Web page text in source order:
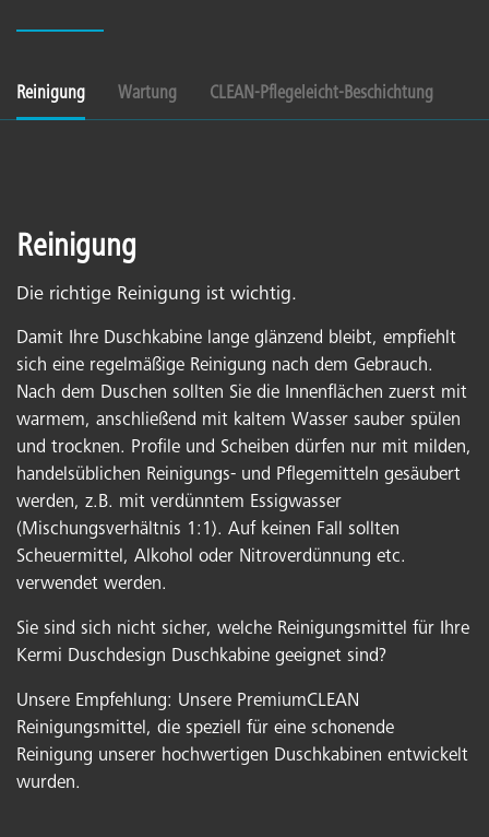
Reinigung Wartung CLEAN-Pflegeleicht-Beschichtung
Reinigung
Die richtige Reinigung ist wichtig.
Damit Ihre Duschkabine lange glänzend bleibt, empfiehlt
sich eine regelmäßige Reinigung nach dem Gebrauch.
Nach dem Duschen sollten Sie die Innenflächen zuerst mit
warmem, anschließend mit kaltem Wasser sauber spülen
und trocknen. Profile und Scheiben dürfen nur mit milden,
handelsüblichen Reinigungs- und Pflegemitteln gesäubert
werden, z.B. mit verdünntem Essigwasser
(Mischungsverhältnis 1:1). Auf keinen Fall sollten
Scheuermittel, Alkohol oder Nitroverdünnung etc.
verwendet werden.
Sie sind sich nicht sicher, welche Reinigungsmittel für Ihre
Kermi Duschdesign Duschkabine geeignet sind?
Unsere Empfehlung: Unsere PremiumCLEAN
Reinigungsmittel, die speziell für eine schonende
Reinigung unserer hochwertigen Duschkabinen entwickelt
wurden.